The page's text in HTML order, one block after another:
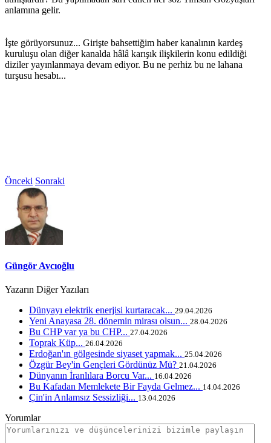
anlamına gelir.
İşte görüyorsunuz... Girişte bahsettiğim haber kanalının kardeş
kuruluşu olan diğer kanalda hâlâ karışık ilişkilerin konu edildiği
diziler yayınlanmaya devam ediyor. Bu ne perhiz bu ne lahana
turşusu hesabı...
Önceki Sonraki
Güngör Avcıoğlu
Yazarın Diğer Yazıları
Dünyayı elektrik enerjisi kurtaracak... 29.04.2026
Yeni Anayasa 28. dönemin mirası olsun... 28.04.2026
Bu CHP var ya bu CHP... 27.04.2026
Toprak Küp... 26.04.2026
Erdoğan'ın gölgesinde siyaset yapmak... 25.04.2026
Özgür Bey'in Gençleri Gördünüz Mü? 21.04.2026
Dünyanın İranlılara Borcu Var... 16.04.2026
Bu Kafadan Memlekete Bir Fayda Gelmez... 14.04.2026
Çin'in Anlamsız Sessizliği... 13.04.2026
Yorumlar